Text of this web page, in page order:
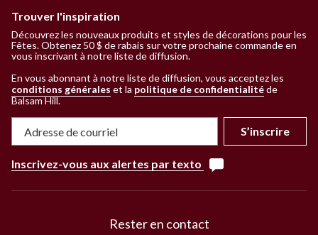
Trouver l'inspiration
Découvrez les nouveaux produits et styles de décorations pour les
Fêtes. Obtenez 50 $ de rabais sur votre prochaine commande en
vous inscrivant à notre liste de diffusion.
En vous abonnant à notre liste de diffusion, vous acceptez les
conditions générales et la politique de confidentialitéde
Balsam Hill.
S’inscrire
Inscrivez-vous aux alertes par texto
Rester en contact